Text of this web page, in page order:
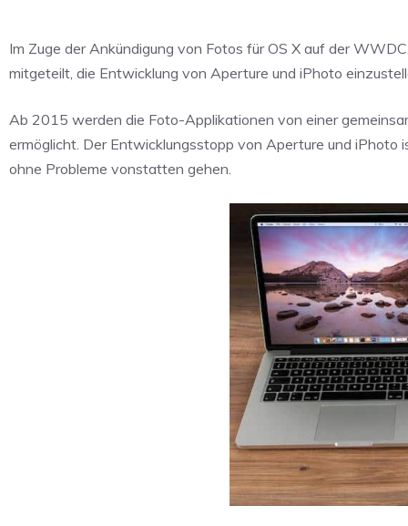
Im Zuge der Ankündigung von Fotos für OS X auf der
mitgeteilt, die Entwicklung von Aperture und iPhoto
Ab 2015 werden die Foto-Applikationen von einer
ermöglicht. Der Entwicklungsstopp von Aperture und
ohne Probleme vonstatten gehen.